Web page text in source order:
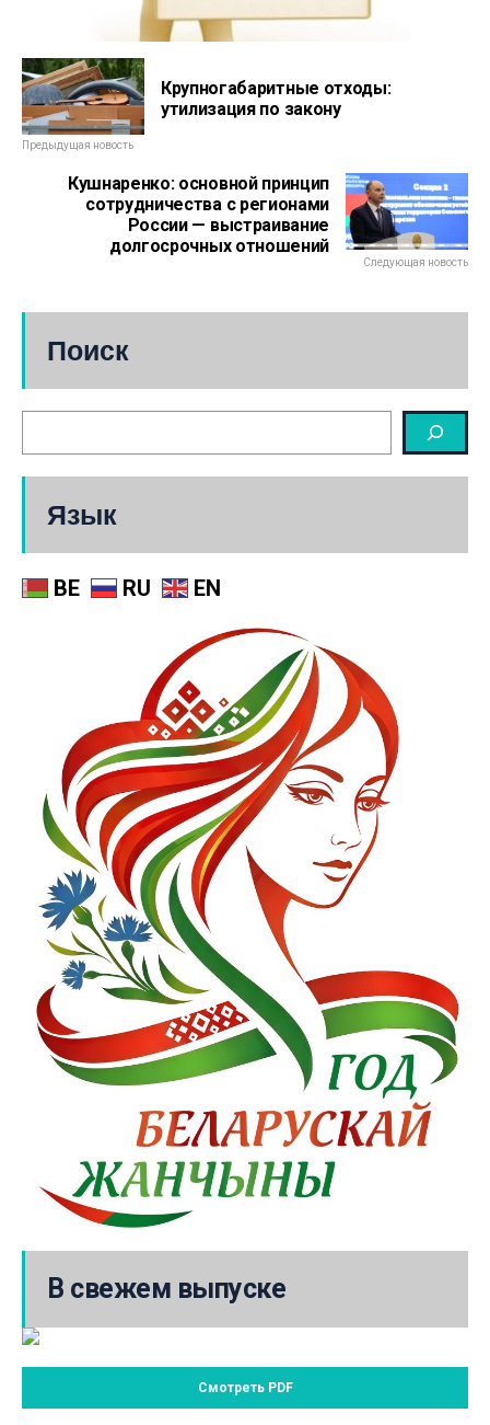
Крупногабаритные отходы:
утилизация по закону
Предыдущая новость
Кушнаренко: основной принцип
сотрудничества с регионами
России — выстраивание
долгосрочных отношений
Следующая новость
Поиск
Язык
BE RU EN
В свежем выпуске
Смотреть PDF